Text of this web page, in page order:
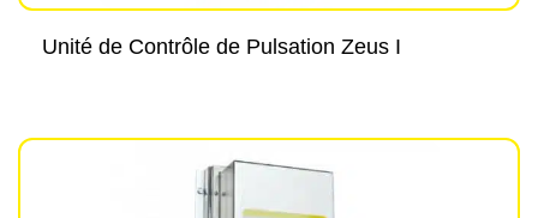
Unité de Contrôle de Pulsation Zeus I